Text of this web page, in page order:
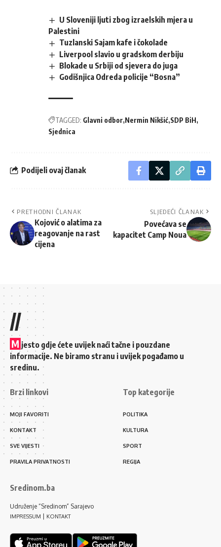
U Sloveniji ljuti zbog izraelskih mjera u
Palestini
Tuzlanski Sajam kafe i čokolade
Liverpool slavio u gradskom derbiju
Blokade u Srbiji od sjevera do juga
Godišnjica Odreda policije “Bosna”
TAGGED: Glavni odbor Nermin Nikšić SDP BiH
Sjednica
Podijeli ovaj članak
PRETHODNI ČLANAK
Kojović o alatima za
reagovanje na rast
cijena
SLJEDEĆI ČLANAK
Povećava se
kapacitet Camp Noua
//
M jesto gdje ćete uvijek naći tačne i pouzdane
informacije. Ne biramo stranu i uvijek pogađamo u
sredinu.
Brzi linkovi
MOJI FAVORITI
KONTAKT
SVE VIJESTI
PRAVILA PRIVATNOSTI
Top kategorije
POLITIKA
KULTURA
SPORT
REGIJA
Sredinom.ba
Udruženje “Sredinom” Sarajevo
IMPRESSUM KONTAKT